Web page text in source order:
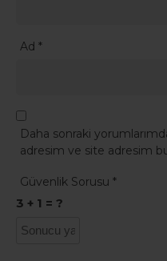
Ad *
Daha sonraki
adresim ve site adresim
Güvenlik Sorusu *
3 + 1 = ?